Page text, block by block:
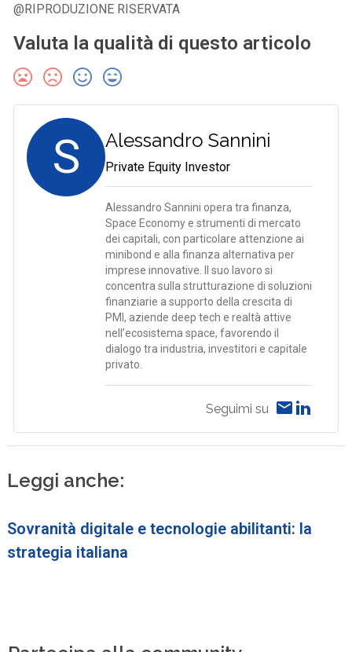
@RIPRODUZIONE RISERVATA
Valuta la qualità di questo articolo
S Alessandro Sannini
Private Equity Investor
Alessandro Sannini opera tra finanza,
Space Economy e strumenti di mercato
dei capitali, con particolare attenzione ai
minibond e alla finanza alternativa per
imprese innovative. Il suo lavoro si
concentra sulla strutturazione di soluzioni
finanziarie a supporto della crescita di
PMI, aziende deep tech e realtà attive
nell’ecosistema space, favorendo il
dialogo tra industria, investitori e capitale
privato.
Seguimi su
Leggi anche:
Sovranità digitale e tecnologie abilitanti: la
strategia italiana